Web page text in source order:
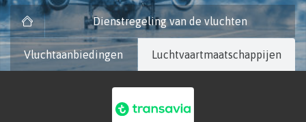
Dienstregeling van de vluchten
Vluchtaanbiedingen Luchtvaartmaatschappijen